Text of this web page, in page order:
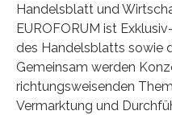
Handelsblatt und
EUROFORUM ist
des Handelsblatts sowie
Gemeinsam werden
richtungsweisenden
Vermarktung und